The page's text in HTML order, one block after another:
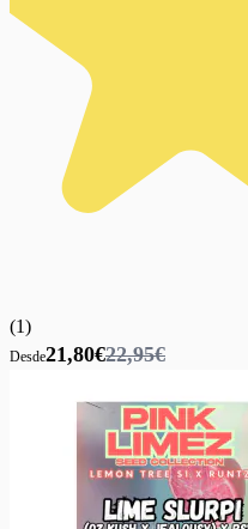
(1)
Desde21,80€22,95€